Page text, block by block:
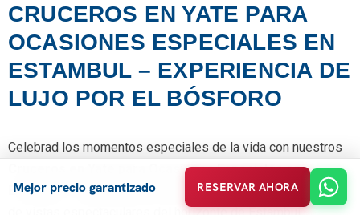
CRUCEROS EN YATE PARA
OCASIONES ESPECIALES EN
ESTAMBUL – EXPERIENCIA DE
LUJO POR EL BÓSFORO
Celebrad los momentos especiales de la vida con nuestros
Cruceros en Yate para Ocasiones Especiales en
Estambul – Experiencia de Lujo por el Bósforo. Disfrutad
Mejor precio garantizado RESERVAR AHORA